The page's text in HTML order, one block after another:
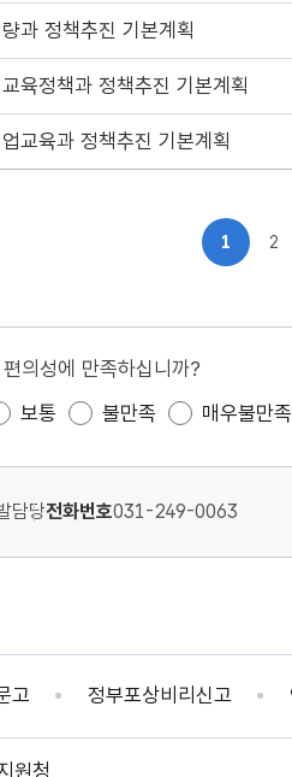
과 정책추진 기본계획
육정책과 정책추진 기본계획
교육과 정책추진 기본계획
1 2
의성에 만족하십니까?
보통 불만족 매우불만족
담당전화번호031-249-0063
부포상비리신고 안전신문고
원청